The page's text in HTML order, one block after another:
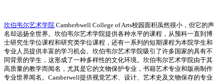
坎伯韦尔艺术学院 Camberbwell College of Arts校园面积虽然很小，但它的声
名却远扬全世界。坎伯韦尔艺术学院提供各种水平的课程，从预科一直到博
士研究生学位课程和研究类学位课程，还有一系列的短期课程为本院学生和
专业人员提供丰富的学习机会。坎伯韦尔艺术学院吸引了许多国家的具有不
同背景的学生，这形成了一种多样性的文化环境。坎伯韦尔艺术学院由于其
高质量的教学而闻名，尤其是它的文物保护专业，书籍艺术专业和版画制作
专业世界闻名。Camberwell提供视觉艺术、设计、艺术史及文物保存的专业